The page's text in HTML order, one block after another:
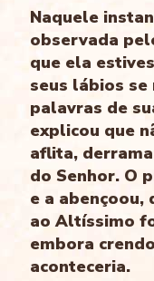
Naquele
observada
que ela
seus lábios se
palavras de
explicou que
aflita,
do Senhor. O
e a abençoou,
ao Altíssimo
embora
aconteceria.